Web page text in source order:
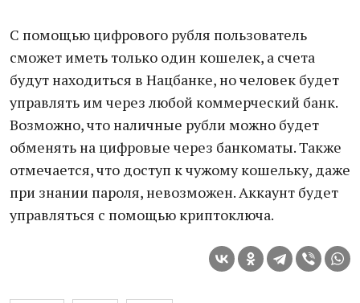
С помощью цифрового рубля пользователь
сможет иметь только один кошелек, а счета
будут находиться в Нацбанке, но человек будет
управлять им через любой коммерческий банк.
Возможно, что наличные рубли можно будет
обменять на цифровые через банкоматы. Также
отмечается, что доступ к чужому кошельку, даже
при знании пароля, невозможен. Аккаунт будет
управляться с помощью криптоключа.